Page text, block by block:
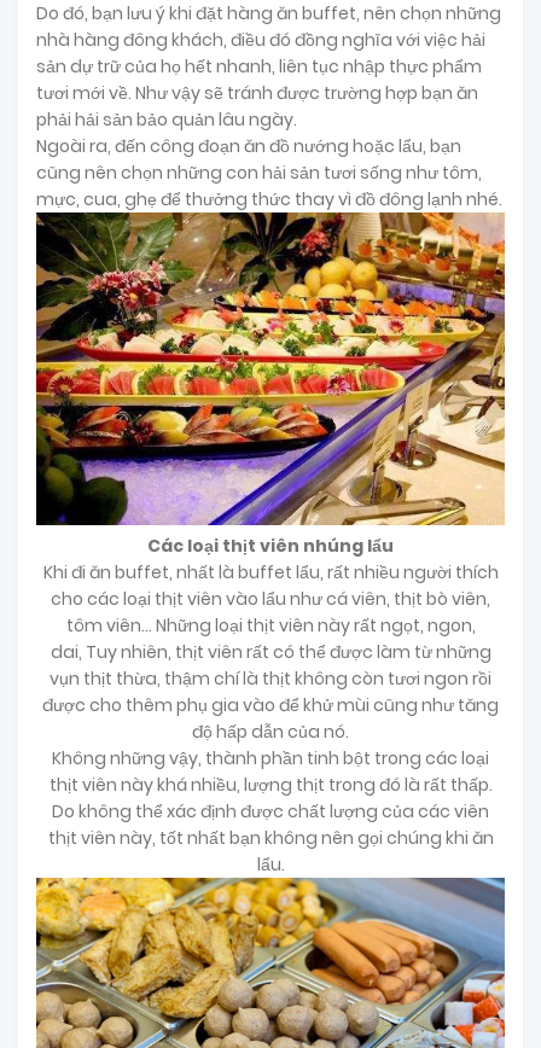
Do đó, bạn lưu ý khi đặt hàng ăn buffet, nên chọn những
nhà hàng đông khách, điều đó đồng nghĩa với việc hải
sản dự trữ của họ hết nhanh, liên tục nhập thực phẩm
tươi mới về. Như vậy sẽ tránh được trường hợp bạn ăn
phải hải sản bảo quản lâu ngày.
Ngoài ra, đến công đoạn ăn đồ nướng hoặc lẩu, bạn
cũng nên chọn những con hải sản tươi sống như tôm,
mực, cua, ghẹ để thưởng thức thay vì đồ đông lạnh nhé.
Các loại thịt viên nhúng lẩu
Khi đi ăn buffet, nhất là buffet lẩu, rất nhiều người thích
cho các loại thịt viên vào lẩu như cá viên, thịt bò viên,
tôm viên... Những loại thịt viên này rất ngọt, ngon,
dai, Tuy nhiên, thịt viên rất có thể được làm từ những
vụn thịt thừa, thậm chí là thịt không còn tươi ngon rồi
được cho thêm phụ gia vào để khử mùi cũng như tăng
độ hấp dẫn của nó.
Không những vậy, thành phần tinh bột trong các loại
thịt viên này khá nhiều, lượng thịt trong đó là rất thấp.
Do không thể xác định được chất lượng của các viên
thịt viên này, tốt nhất bạn không nên gọi chúng khi ăn
lẩu.